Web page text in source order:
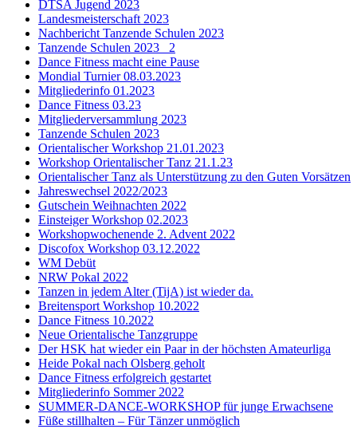
DTSA Jugend 2023
Landesmeisterschaft 2023
Nachbericht Tanzende Schulen 2023
Tanzende Schulen 2023 _2
Dance Fitness macht eine Pause
Mondial Turnier 08.03.2023
Mitgliederinfo 01.2023
Dance Fitness 03.23
Mitgliederversammlung 2023
Tanzende Schulen 2023
Orientalischer Workshop 21.01.2023
Workshop Orientalischer Tanz 21.1.23
Orientalischer Tanz als Unterstützung zu den Guten Vorsätzen
Jahreswechsel 2022/2023
Gutschein Weihnachten 2022
Einsteiger Workshop 02.2023
Workshopwochenende 2. Advent 2022
Discofox Workshop 03.12.2022
WM Debüt
NRW Pokal 2022
Tanzen in jedem Alter (TijA) ist wieder da.
Breitensport Workshop 10.2022
Dance Fitness 10.2022
Neue Orientalische Tanzgruppe
Der HSK hat wieder ein Paar in der höchsten Amateurliga
Heide Pokal nach Olsberg geholt
Dance Fitness erfolgreich gestartet
Mitgliederinfo Sommer 2022
SUMMER-DANCE-WORKSHOP für junge Erwachsene
Füße stillhalten – Für Tänzer unmöglich